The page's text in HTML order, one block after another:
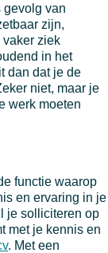
gevolg van
zijn,
vaker ziek
in het
dan dat je de
niet, maar je
werk moeten
functie waarop
en ervaring in je
je solliciteren op
met je kennis en
. Met een